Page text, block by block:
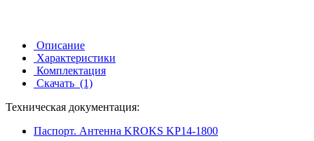
Описание
Характеристики
Комплектация
Скачать (1)
Техническая документация:
Паспорт. Антенна KROKS KP14-1800